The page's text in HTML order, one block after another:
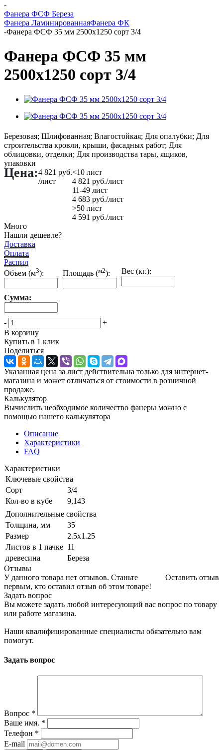
-
Фанера ФСФ Береза
Фанера ЛаминированнаяФанера ФК
-Фанера ФСФ 35 мм 2500х1250 сорт 3/4
Фанера ФСФ 35 мм
2500х1250 сорт 3/4
Березовая; Шлифованная; Влагостойкая; Для опалубки; Для
строительства кровли, крыши, фасадных работ; Для
облицовки, отделки; Для производства тары, ящиков,
упаковки
Цена:4 821 руб.
/лист
<10 лист
4 821 руб./лист
11-49 лист
4 683 руб./лист
>50 лист
4 591 руб./лист
Много
Нашли дешевле?
Доставка
Оплата
Распил
Объем (м3): Площадь (м2): Вес (кг.):
Сумма:
-
+
В корзину
Купить в 1 клик
Поделиться
Указанная цена за лист действительна только для интернет-
магазина и может отличаться от стоимости в розничной
продаже.
Калькулятор
Вычислить необходимое количество фанеры можно с
помощью нашего калькулятора
Описание
Характеристики
FAQ
Характеристики
Ключевые свойства
Сорт
3/4
Кол-во в кубе
9,143
Дополнительные свойства
Толщина, мм
35
Размер
2.5х1.25
Листов в 1 пачке 11
древесина
Береза
Отзывы
Оставить отзыв
У данного товара нет отзывов. Станьте
первым, кто оставил отзыв об этом товаре!
Задать вопрос
Вы можете задать любой интересующий вас вопрос по товару
или работе магазина.
Наши квалифицированные специалисты обязательно вам
помогут.
Задать вопрос
Вопрос *
Ваше имя. *
Телефон *
E-mail